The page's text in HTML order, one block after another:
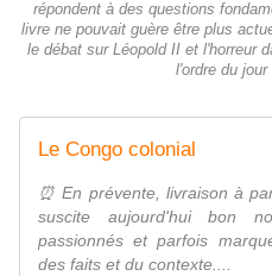
répondent à des questions
livre ne pouvait guère être plus
le débat sur Léopold II et l'horreur
l'ordre du jour
Le Congo colonial
⏰ En prévente, livraison à
suscite aujourd'hui bon
passionnés et parfois
des faits et du contexte....